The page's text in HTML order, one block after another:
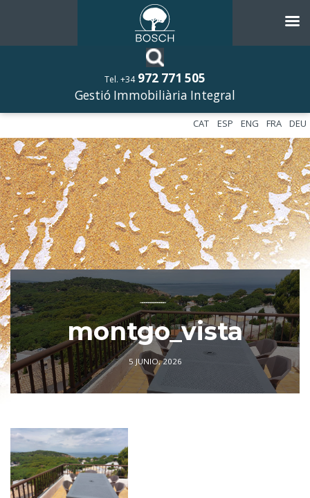
Tel. +34 972 771 505
Gestió Immobiliària Integral
DEU
FRA
ENG
ESP
CAT
––––––––––––
montgo_vista
5 JUNIO, 2026